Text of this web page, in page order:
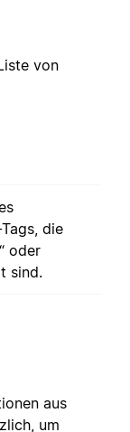
von
die
oder
sind.
aus
um